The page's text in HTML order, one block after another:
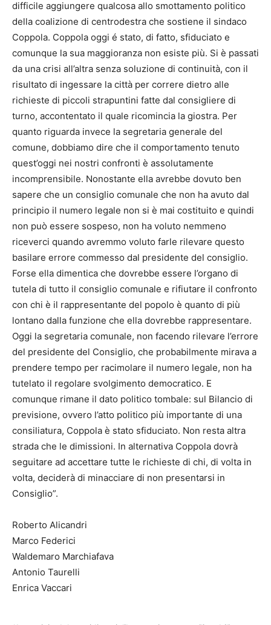
difficile aggiungere qualcosa allo smottamento politico
della coalizione di centrodestra che sostiene il sindaco
Coppola. Coppola oggi é stato, di fatto, sfiduciato e
comunque la sua maggioranza non esiste più. Si è passati
da una crisi all’altra senza soluzione di continuità, con il
risultato di ingessare la città per correre dietro alle
richieste di piccoli strapuntini fatte dal consigliere di
turno, accontentato il quale ricomincia la giostra. Per
quanto riguarda invece la segretaria generale del
comune, dobbiamo dire che il comportamento tenuto
quest’oggi nei nostri confronti è assolutamente
incomprensibile. Nonostante ella avrebbe dovuto ben
sapere che un consiglio comunale che non ha avuto dal
principio il numero legale non si è mai costituito e quindi
non può essere sospeso, non ha voluto nemmeno
riceverci quando avremmo voluto farle rilevare questo
basilare errore commesso dal presidente del consiglio.
Forse ella dimentica che dovrebbe essere l’organo di
tutela di tutto il consiglio comunale e rifiutare il confronto
con chi è il rappresentante del popolo è quanto di più
lontano dalla funzione che ella dovrebbe rappresentare.
Oggi la segretaria comunale, non facendo rilevare l’errore
del presidente del Consiglio, che probabilmente mirava a
prendere tempo per racimolare il numero legale, non ha
tutelato il regolare svolgimento democratico. E
comunque rimane il dato politico tombale: sul Bilancio di
previsione, ovvero l’atto politico più importante di una
consiliatura, Coppola è stato sfiduciato. Non resta altra
strada che le dimissioni. In alternativa Coppola dovrà
seguitare ad accettare tutte le richieste di chi, di volta in
volta, deciderà di minacciare di non presentarsi in
Consiglio”.
Roberto Alicandri
Marco Federici
Waldemaro Marchiafava
Antonio Taurelli
Enrica Vaccari